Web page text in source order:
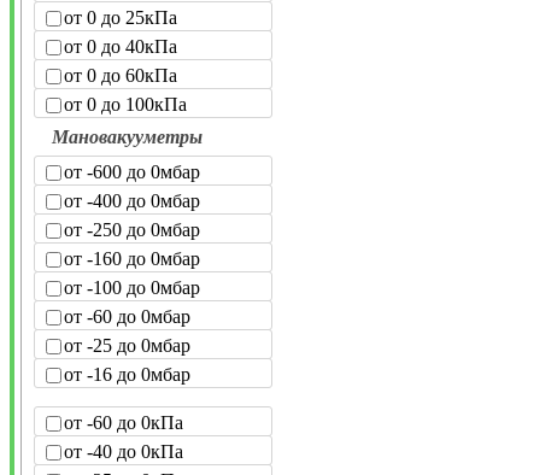
от 0 до 25кПа
от 0 до 40кПа
от 0 до 60кПа
от 0 до 100кПа
Мановакууметры
от -600 до 0мбар
от -400 до 0мбар
от -250 до 0мбар
от -160 до 0мбар
от -100 до 0мбар
от -60 до 0мбар
от -25 до 0мбар
от -16 до 0мбар
от -60 до 0кПа
от -40 до 0кПа